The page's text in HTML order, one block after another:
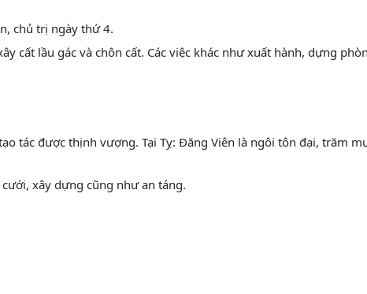
chủ trị ngày thứ 4.
cất lầu gác và chôn cất. Các việc khác như xuất hành, dựng
tác được thịnh vượng. Tại Tỵ: Đăng Viên là ngôi tôn đại, trăm
xây dựng cũng như an táng.